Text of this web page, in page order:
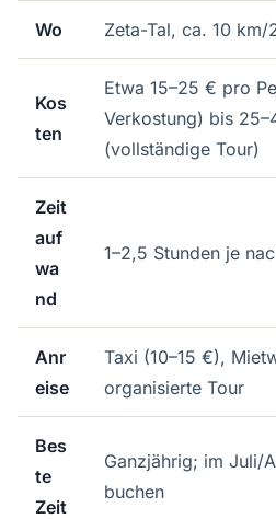
Wo Zeta-Tal, ca. 10
Kos
ten
Etwa 15–25 € pro
Verkostung) bis
(vollständige Tour)
Zeit
auf
wa
nd
1–2,5 Stunden je
Anr
eise
Taxi (10–15 €),
organisierte Tour
Bes
te
Zeit
Ganzjährig; im Juli/
buchen